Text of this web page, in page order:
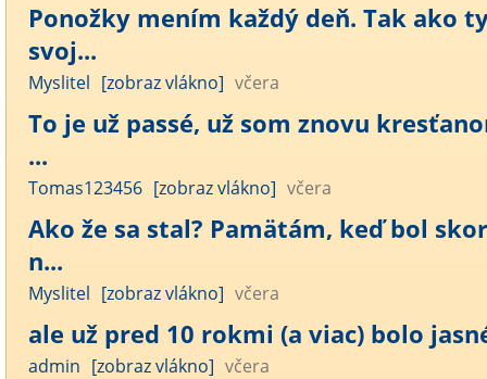
Ponožky mením každý deň. Tak ako
svoj...
Myslitel [zobraz vlákno] včera
To je už passé, už som znovu
...
Tomas123456 [zobraz vlákno] včera
Ako že sa stal? Pamätám, keď bol
n...
Myslitel [zobraz vlákno] včera
ale už pred 10 rokmi (a viac) bolo
admin [zobraz vlákno] včera